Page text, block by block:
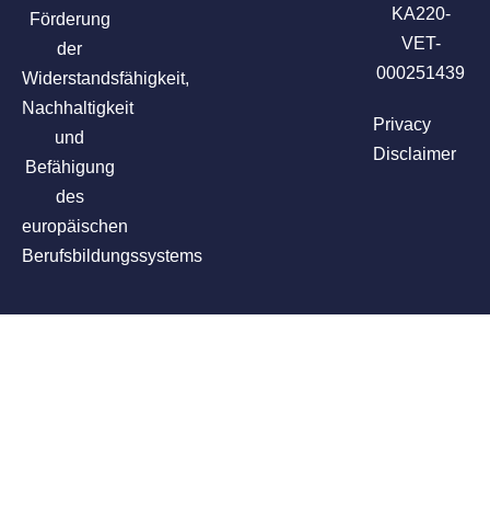
Förderung
der
Widerstandsfähigkeit,
Nachhaltigkeit
und
Befähigung
des
europäischen
Berufsbildungssystems
KA220-
VET-
000251439
Privacy
Disclaimer